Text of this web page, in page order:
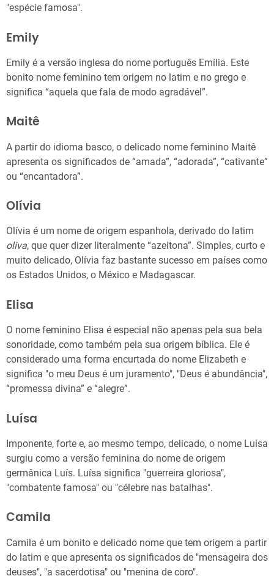
"espécie famosa".
Emily
Emily é a versão inglesa do nome português Emília. Este
bonito nome feminino tem origem no latim e no grego e
significa “aquela que fala de modo agradável”.
Maitê
A partir do idioma basco, o delicado nome feminino Maitê
apresenta os significados de “amada”, “adorada”, “cativante”
ou “encantadora”.
Olívia
Olívia é um nome de origem espanhola, derivado do latim
oliva, que quer dizer literalmente “azeitona”. Simples, curto e
muito delicado, Olívia faz bastante sucesso em países como
os Estados Unidos, o México e Madagascar.
Elisa
O nome feminino Elisa é especial não apenas pela sua bela
sonoridade, como também pela sua origem bíblica. Ele é
considerado uma forma encurtada do nome Elizabeth e
significa "o meu Deus é um juramento", "Deus é abundância",
“promessa divina” e “alegre”.
Luísa
Imponente, forte e, ao mesmo tempo, delicado, o nome Luísa
surgiu como a versão feminina do nome de origem
germânica Luís. Luísa significa "guerreira gloriosa",
"combatente famosa" ou "célebre nas batalhas".
Camila
Camila é um bonito e delicado nome que tem origem a partir
do latim e que apresenta os significados de "mensageira dos
deuses", "a sacerdotisa" ou "menina de coro".